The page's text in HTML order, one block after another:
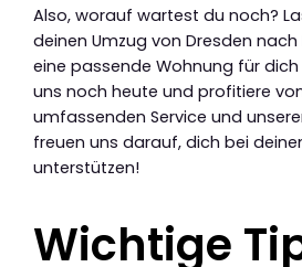
Also, worauf wartest du noch?
deinen Umzug von Dresden
eine passende Wohnung für
uns noch heute und profitiere
umfassenden Service und
freuen uns darauf, dich bei
unterstützen!
Wichtige